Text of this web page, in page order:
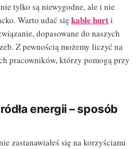
tylko są niewygodne, ale i nie
Warto udać się kable hurti
dopasowane do naszych
Z pewnością możemy liczyć na
pracowników, którzy pomogą przy
energii – sposób
zastanawiałeś się na korzyściami